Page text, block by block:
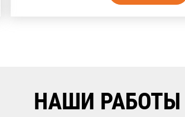
НАШИ РАБОТЫ